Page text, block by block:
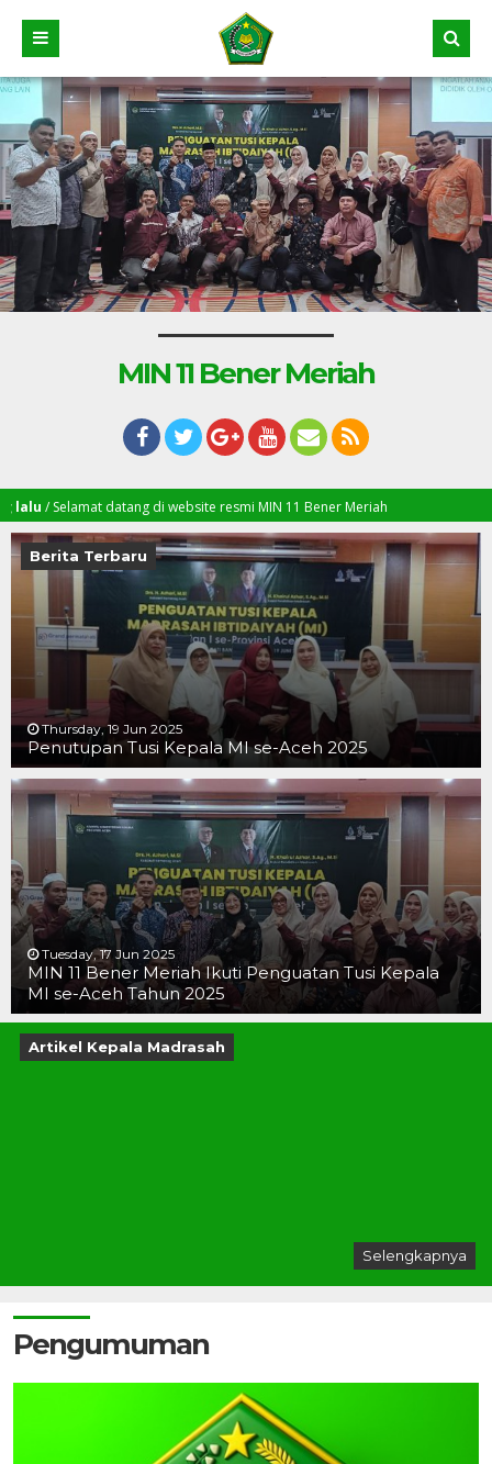
MIN 11 Bener Meriah
datang di website resmi MIN 11 Bener Meriah
Berita Terbaru
Thursday, 19 Jun 2025
Penutupan Tusi Kepala MI se-Aceh 2025
Tuesday, 17 Jun 2025
MIN 11 Bener Meriah Ikuti Penguatan Tusi Kepala
MI se-Aceh Tahun 2025
Artikel Kepala Madrasah
Selengkapnya
Pengumuman
19 JUN 2025
19 JUN 2025
16 JUN 2025